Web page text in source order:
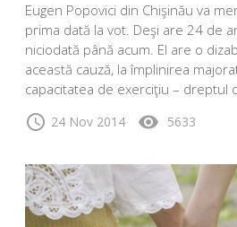
Eugen Popovici din Chişinău va
prima dată la vot. Deşi are 24 de
niciodată până acum. El are o
această cauză, la împlinirea
capacitatea de exerciţiu – dreptul
schedule 24 Nov 2014 visibility 5633